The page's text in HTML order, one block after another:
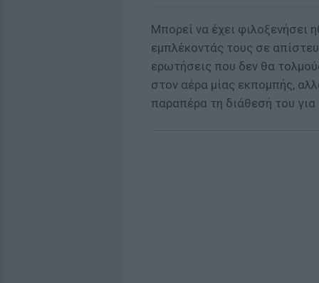
Μπορεί να έχει φιλοξενήσει
εμπλέκοντάς τους σε
ερωτήσεις που δεν θα
στον αέρα μίας εκπομπής,
παραπέρα τη διάθεσή του για